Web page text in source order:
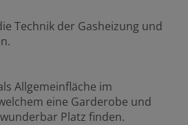
Technik der Gasheizung und
Allgemeinfläche im
eine Garderobe und
Platz finden.